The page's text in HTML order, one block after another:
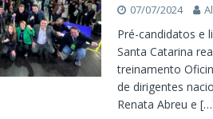
07/07/2024
Pré-candidatos e
Santa Catarina
treinamento
de dirigentes
Renata Abreu e